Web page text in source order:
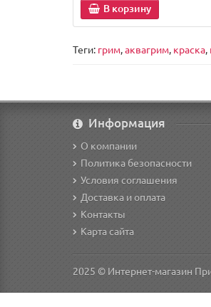
В корзину
Теги: грим,аквагрим, краска,
Информация
О компании
Политика безопасности
Условия соглашения
Доставка и оплата
Контакты
Карта сайта
2025 © Интернет-магазин